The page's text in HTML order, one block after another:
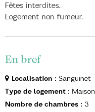
Fêtes interdites.
Logement non fumeur.
En bref
Localisation : Sanguinet
Type de logement : Maison
Nombre de chambres : 3